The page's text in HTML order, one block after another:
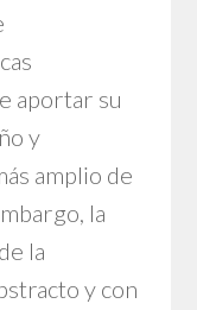
aportar su
y
amplio de
la
la
y con